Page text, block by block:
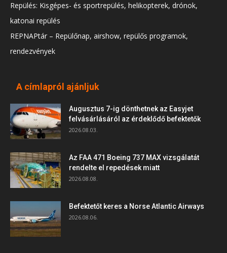
Repülés: Kisgépes- és sportrepülés, helikopterek, drónok,
katonai repülés
REPNAPtár – Repülőnap, airshow, repülős programok,
rendezvények
A címlapról ajánljuk
Augusztus 7-ig dönthetnek az Easyjet
felvásárlásáról az érdeklődő befektetők
2026.08.03.
Az FAA 471 Boeing 737 MAX vizsgálatát
rendelte el repedések miatt
2026.08.08.
Befektetőt keres a Norse Atlantic Airways
2026.08.06.